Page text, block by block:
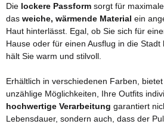
Die lockere Passform sorgt für
das weiche, wärmende Material ein
Haut hinterlässt. Egal, ob Sie sich für
Hause oder für einen Ausflug in die
hält Sie warm und stilvoll.
Erhältlich in verschiedenen Farben,
unzählige Möglichkeiten, Ihre Outfits
hochwertige Verarbeitung garantiert
Lebensdauer, sondern auch, dass der